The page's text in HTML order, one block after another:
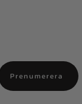
Prenumerera